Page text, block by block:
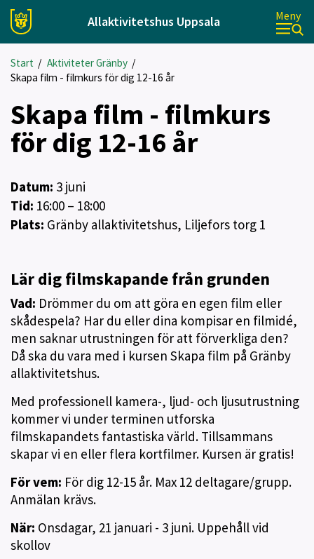
Allaktivitetshus Uppsala Meny
Start / Aktiviteter Gränby/
Skapa film - filmkurs för dig 12-16 år
Skapa film - filmkurs
för dig 12-16 år
Datum: 3 juni
Tid: 16:00 – 18:00
Plats: Gränby allaktivitetshus, Liljefors torg 1
Lär dig filmskapande från grunden
Vad: Drömmer du om att göra en egen film eller
skådespela? Har du eller dina kompisar en filmidé,
men saknar utrustningen för att förverkliga den?
Då ska du vara med i kursen Skapa film på Gränby
allaktivitetshus.
Med professionell kamera-, ljud- och ljusutrustning
kommer vi under terminen utforska
filmskapandets fantastiska värld. Tillsammans
skapar vi en eller flera kortfilmer. Kursen är gratis!
För vem: För dig 12-15 år. Max 12 deltagare/grupp.
Anmälan krävs.
När: Onsdagar, 21 januari - 3 juni. Uppehåll vid
skollov